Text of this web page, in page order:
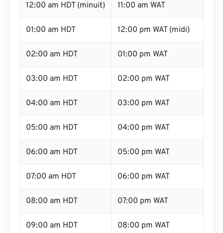
12:00 am HDT (minuit) 11:00 am WAT
01:00 am HDT 12:00 pm WAT (midi)
02:00 am HDT 01:00 pm WAT
03:00 am HDT 02:00 pm WAT
04:00 am HDT 03:00 pm WAT
05:00 am HDT 04:00 pm WAT
06:00 am HDT 05:00 pm WAT
07:00 am HDT 06:00 pm WAT
08:00 am HDT 07:00 pm WAT
09:00 am HDT 08:00 pm WAT